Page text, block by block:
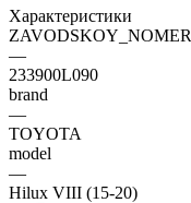
Характеристики
ZAVODSKOY_NOMER
—
233900L090
brand
—
TOYOTA
model
—
Hilux VIII (15-20)